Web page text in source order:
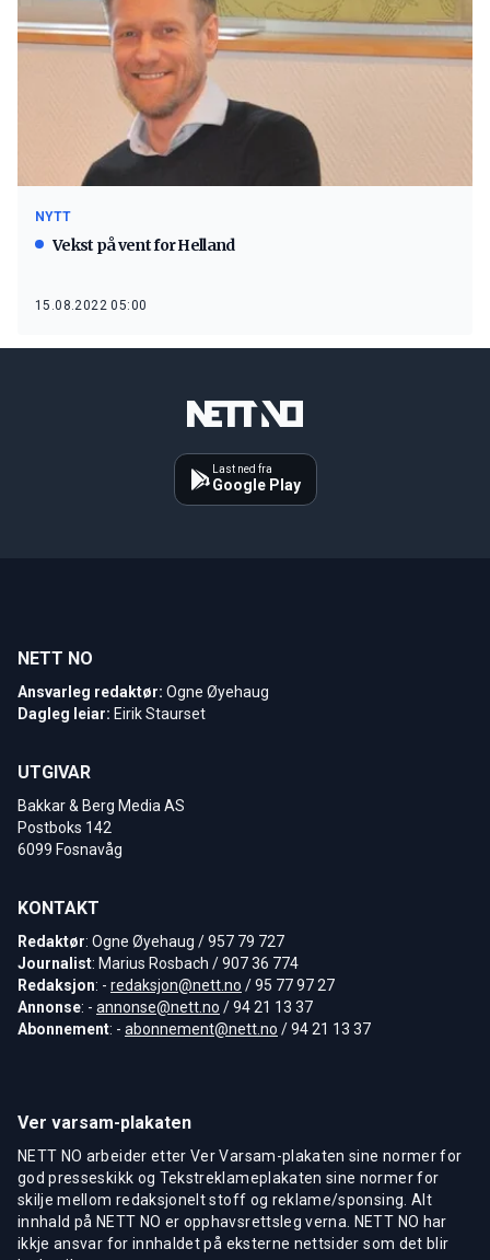
NYTT
Vekst på vent for Helland
15.08.2022 05:00
Last ned fra
Google Play
NETT NO
Ansvarleg redaktør: Ogne Øyehaug
Dagleg leiar: Eirik Staurset
UTGIVAR
Bakkar & Berg Media AS
Postboks 142
6099 Fosnavåg
KONTAKT
Redaktør: Ogne Øyehaug / 957 79 727
Journalist: Marius Rosbach / 907 36 774
Redaksjon: - redaksjon@nett.no / 95 77 97 27
Annonse: - annonse@nett.no / 94 21 13 37
Abonnement: - abonnement@nett.no / 94 21 13 37
Ver varsam-plakaten
NETT NO arbeider etter Ver Varsam-plakaten sine normer for
god presseskikk og Tekstreklameplakaten sine normer for
skilje mellom redaksjonelt stoff og reklame/sponsing. Alt
innhald på NETT NO er opphavsrettsleg verna. NETT NO har
ikkje ansvar for innhaldet på eksterne nettsider som det blir